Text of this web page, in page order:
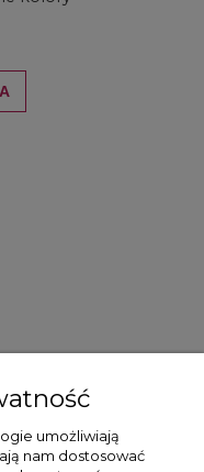
umożliwiają
nam dostosować